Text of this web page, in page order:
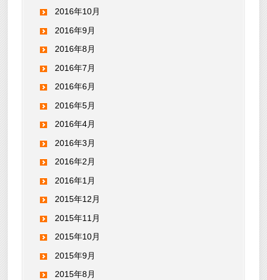
2016年10月
2016年9月
2016年8月
2016年7月
2016年6月
2016年5月
2016年4月
2016年3月
2016年2月
2016年1月
2015年12月
2015年11月
2015年10月
2015年9月
2015年8月